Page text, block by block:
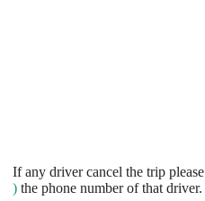
If any driver cancel the trip please
) the phone number of that driver.